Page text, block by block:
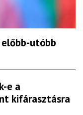
előbb-utóbb
e a
kifárasztásra